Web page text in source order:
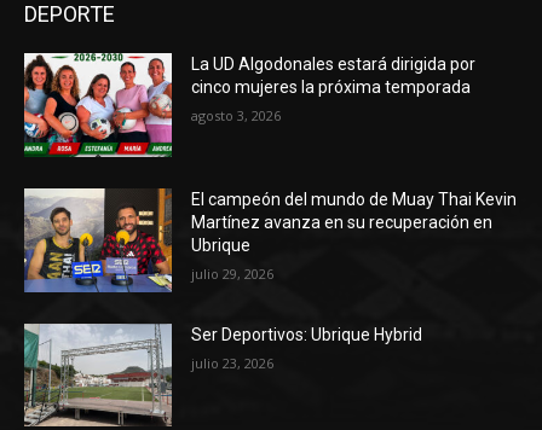
DEPORTE
La UD Algodonales estará dirigida por
cinco mujeres la próxima temporada
agosto 3, 2026
El campeón del mundo de Muay Thai Kevin
Martínez avanza en su recuperación en
Ubrique
julio 29, 2026
Ser Deportivos: Ubrique Hybrid
julio 23, 2026